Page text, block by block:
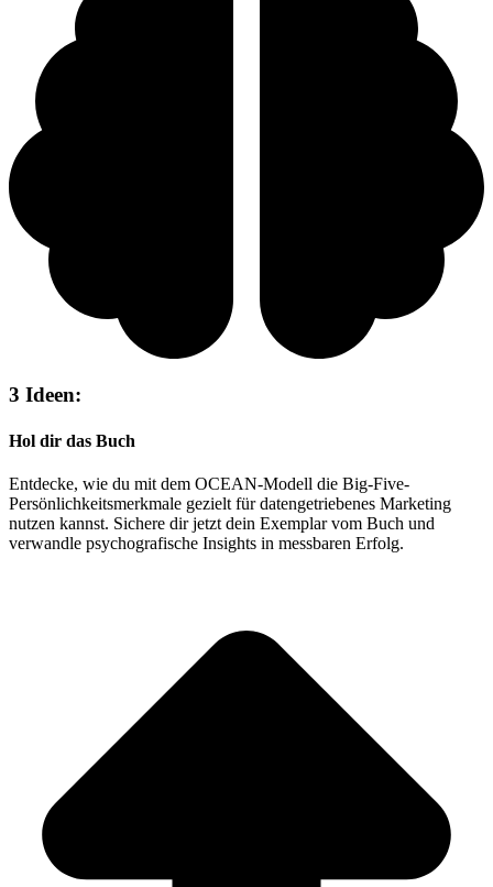
3 Ideen:
Hol dir das Buch
Entdecke, wie du mit dem OCEAN-Modell die Big-Five-
Persönlichkeitsmerkmale gezielt für datengetriebenes Marketing
nutzen kannst. Sichere dir jetzt dein Exemplar vom Buch und
verwandle psychografische Insights in messbaren Erfolg.